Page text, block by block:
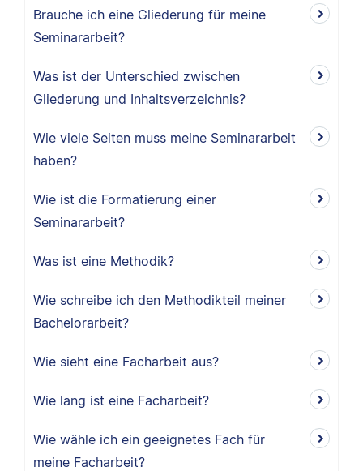
Brauche ich eine Gliederung für meine
Seminararbeit?
Was ist der Unterschied zwischen
Gliederung und Inhaltsverzeichnis?
Wie viele Seiten muss meine Seminararbeit
haben?
Wie ist die Formatierung einer
Seminararbeit?
Was ist eine Methodik?
Wie schreibe ich den Methodikteil meiner
Bachelorarbeit?
Wie sieht eine Facharbeit aus?
Wie lang ist eine Facharbeit?
Wie wähle ich ein geeignetes Fach für
meine Facharbeit?